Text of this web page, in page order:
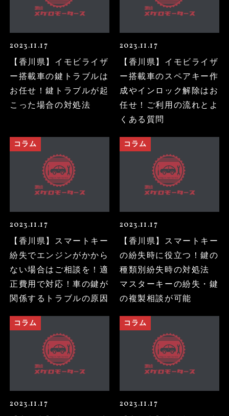
2023.11.17
【香川県】イモビライザ
ー搭載車の鍵トラブルは
お任せ！鍵トラブルが起
こった場合の対処法
2023.11.17
【香川県】イモビライザ
ー搭載車のスペアキー作
成やインロック解除はお
任せ！ご利用の流れとよ
くある質問
コラム
2023.11.17
【香川県】スマートキー
紛失でエンジンがかから
ない場合はご相談を！適
正費用で対応！車の鍵が
関係するトラブルの原因
コラム
2023.11.17
【香川県】スマートキー
の紛失時に役立つ！鍵の
種類別紛失時の対処法
マスターキーの紛失・鍵
の複製相談が可能
コラム
2023.11.17
コラム
2023.11.17